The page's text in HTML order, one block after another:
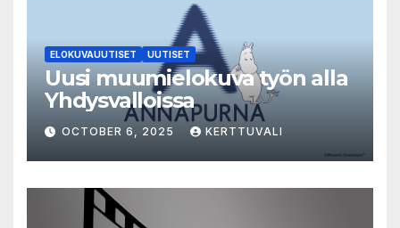
ELOKUVAUUTISET UUTISET
Uusi muumielokuva työn alla
Yhdysvalloissa
OCTOBER 6, 2025 KERTTUVALI